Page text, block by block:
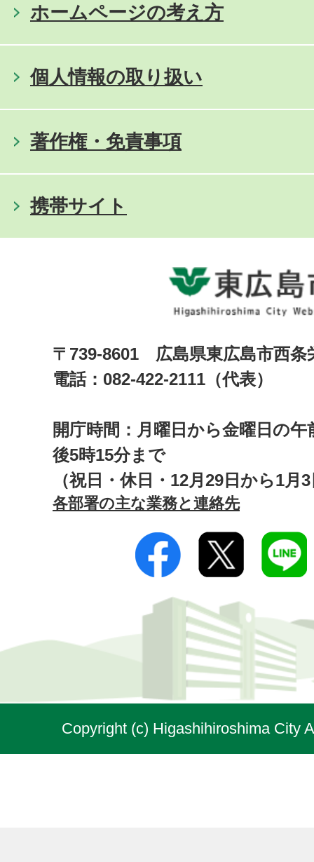
ホームページの考え方
個人情報の取り扱い
著作権・免責事項
携帯サイト
〒739-8601 広島県東広島市西
電話：082-422-2111（代表）
開庁時間：月曜日から金曜日の午
後5時15分まで
（祝日・休日・12月29日から1月
各部署の主な業務と連絡先
Copyright (c) Higashihiroshima City